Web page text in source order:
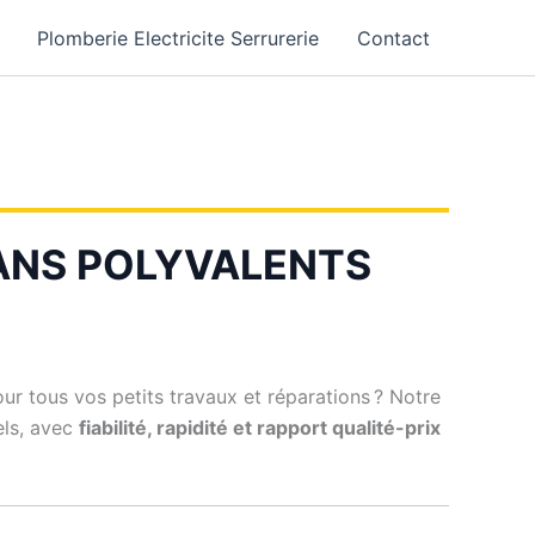
Plomberie Electricite Serrurerie Contact
POLYVALENTS
tous vos petits travaux et réparations ? Notre
avec fiabilité, rapidité et rapport qualité-prix